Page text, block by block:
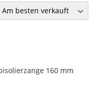
160 mm